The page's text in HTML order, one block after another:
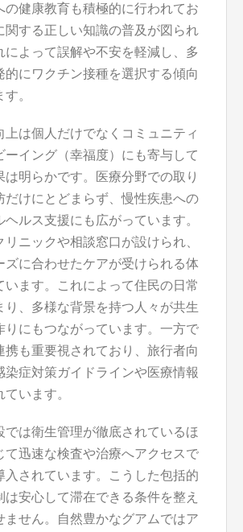
の健康教育も積極的に行われてお
関する正しい知識の普及が図られ
によって誤解や不安を軽減し、多
的にワクチン接種を選択する傾向
。
上は個人だけでなくコミュニティ
ーイング（幸福度）にも寄与して
は明らかです。医療分野での取り
だけにとどまらず、慢性疾患への
ルス支援にも広がっています。
ニックや相談窓口が設けられ、
ズに合わせたケアが受けられる体
います。これによって住民の日常
り、多様な背景を持つ人々が共生
りにもつながっています。一方で
携も重要視されており、旅行者向
染症対策ガイドラインや医療情報
います。
では衛生管理が徹底されているほ
て迅速な検査や治療へアクセスで
入されています。こうした包括的
は安心して滞在できる条件を整え
ません。自然豊かなグアムではア